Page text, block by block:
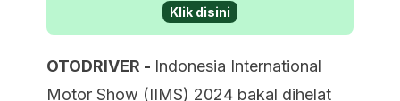
Klik disini
OTODRIVER - Indonesia International
Motor Show (IIMS) 2024 bakal dihelat